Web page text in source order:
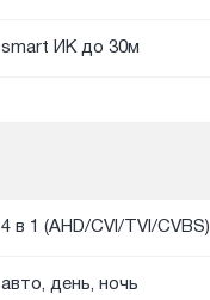
smart ИК до 30м
4 в 1 (AHD/CVI/TVI/CVBS)
авто, день, ночь